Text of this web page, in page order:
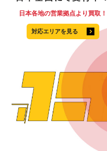
日本各地の営業拠点より買取！
対応エリアを見る